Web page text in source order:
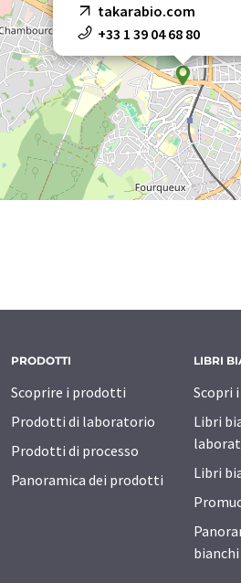
takarabio.com
+33 1 39 04 68 80
PRODOTTI
Scoprire i prodotti
Prodotti di laboratorio
Prodotti di processo
Panoramica dei prodotti
LIBRI
Scopri
Libri
Libri
bianchi